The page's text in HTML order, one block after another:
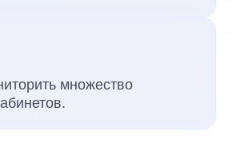
множество